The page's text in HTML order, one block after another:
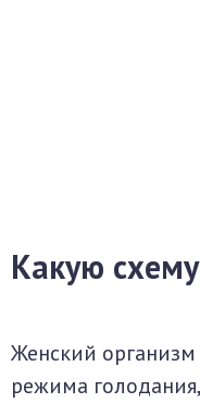
Какую
Женский организм
режима